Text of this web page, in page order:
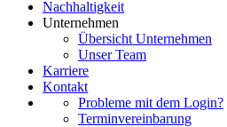
Nachhaltigkeit
Unternehmen
Übersicht Unternehmen
Unser Team
Karriere
Kontakt
Probleme mit dem Login?
Terminvereinbarung